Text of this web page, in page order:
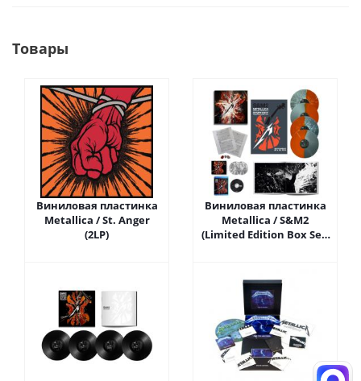
Товары
Виниловая пластинка
Metallica / St. Anger
(2LP)
Виниловая пластинка
Metallica / S&M2
(Limited Edition Box Set)